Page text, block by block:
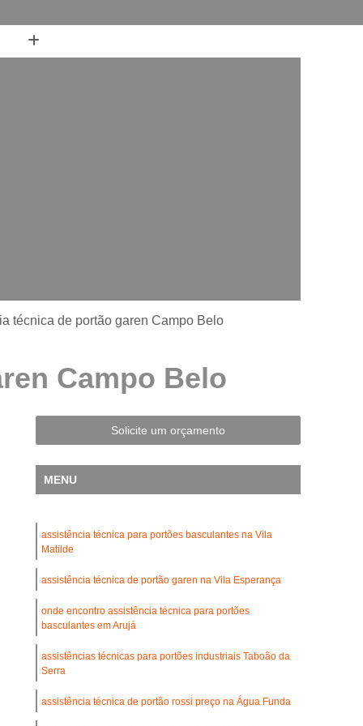
Automatização de Portão de Garagem
Automatização de Portão Residencial
Automatização para Portão de Correr
Conserto Motor Portão Automático
Conserto de Motor de Portão Automático
Conserto de Portão Automático
Automático Basculante
Automático Pivotante Duplo
Conserto de Portão Basculante
técnica de portão garen Campo Belo
Campo Belo
Solicite um orçamento
MENU
assistência técnica para portões basculantes na Vila
Matilde
assistência técnica de portão garen na Vila Esperança
onde encontro assistência técnica para portões
basculantes em Arujá
assistências técnicas para portões industriais Taboão da
Serra
assistência técnica de portão rossi preço na Água Funda